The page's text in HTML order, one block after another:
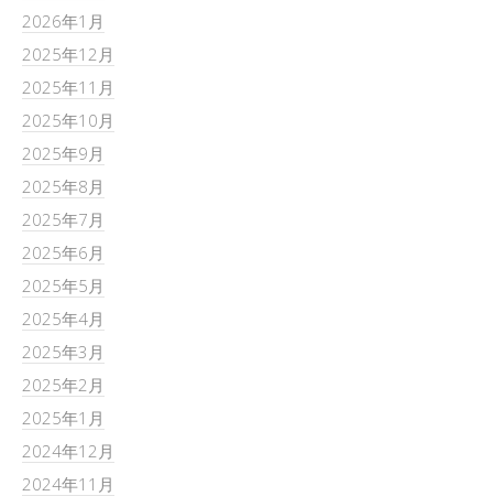
2026年1月
2025年12月
2025年11月
2025年10月
2025年9月
2025年8月
2025年7月
2025年6月
2025年5月
2025年4月
2025年3月
2025年2月
2025年1月
2024年12月
2024年11月